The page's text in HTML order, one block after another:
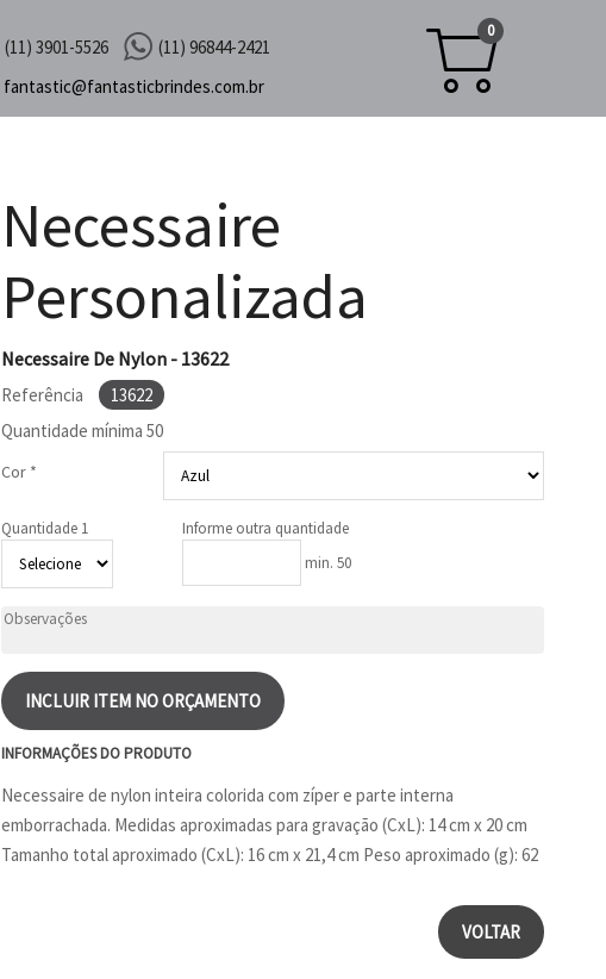
(11) 3901-5526
(11) 96844-2421
fantastic@fantasticbrindes.com.br
0
Necessaire
Personalizada
Necessaire De Nylon - 13622
Referência
13622
Quantidade mínima 50
Cor *
Quantidade 1
Informe outra quantidade
min. 50
INCLUIR ITEM NO ORÇAMENTO
INFORMAÇÕES DO PRODUTO
Necessaire de nylon inteira colorida com zíper e parte interna
emborrachada. Medidas aproximadas para gravação (CxL): 14 cm x 20 cm
Tamanho total aproximado (CxL): 16 cm x 21,4 cm Peso aproximado (g): 62
VOLTAR